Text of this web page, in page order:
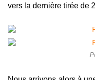
vers la dernière tirée de